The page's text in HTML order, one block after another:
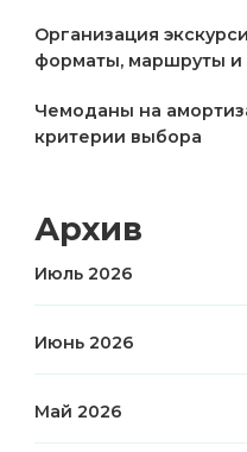
Организация
форматы, маршруты и
Чемоданы на
критерии выбора
Архив
Июль 2026
Июнь 2026
Май 2026